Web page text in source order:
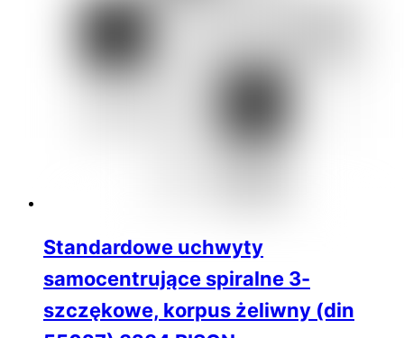
Standardowe uchwyty
samocentrujące spiralne 3-
szczękowe, korpus żeliwny (din